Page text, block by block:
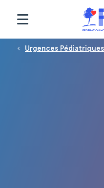
Fil d'Ariane
Urgences Pédiatriques
Panneau de gestion des